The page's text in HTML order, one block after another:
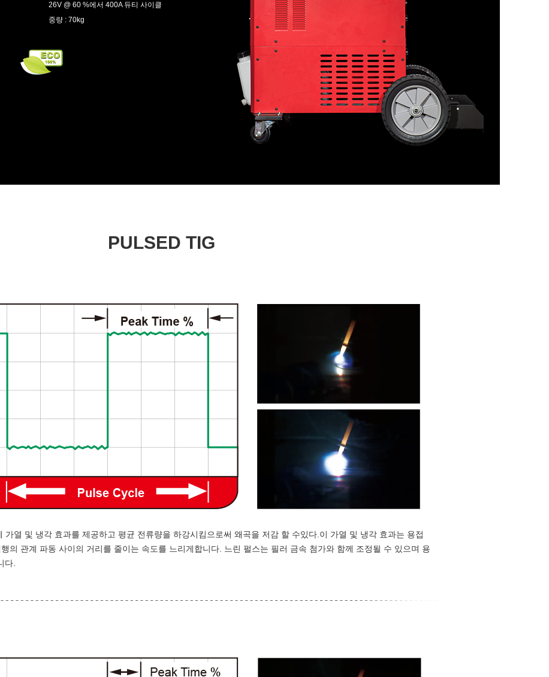
26V @ 60 %에서 400A 듀티 사이클
중량 : 70kg
PULSED TIG
열 및 냉각 효과를 제공하고 평균 전류량을 하강시킴으로써 왜곡을 저감 할 수있다.이 가열 및 냉각 효과는 용접
의 관계 파동 사이의 거리를 줄이는 속도를 느리게합니다. 느린 펄스는 필러 금속 첨가와 함께 조정될 수 있으며 용
다.